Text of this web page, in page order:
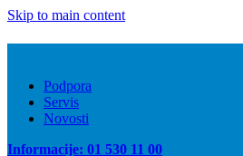
Skip to main content
Podpora
Servis
Novosti
Informacije: 01 530 11 00